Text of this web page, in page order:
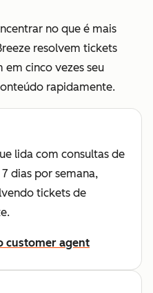
no que é mais
resolvem tickets
cinco vezes seu
rapidamente.
lida com consultas de
dias por semana,
tickets de
customer agent